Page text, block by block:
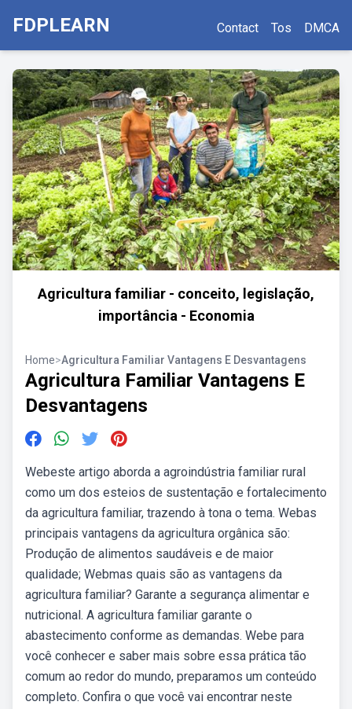
FDPLEARN Contact Tos DMCA
Agricultura familiar - conceito, legislação,
importância - Economia
Home>Agricultura Familiar Vantagens E Desvantagens
Agricultura Familiar Vantagens E
Desvantagens
Webeste artigo aborda a agroindústria familiar rural
como um dos esteios de sustentação e fortalecimento
da agricultura familiar, trazendo à tona o tema. Webas
principais vantagens da agricultura orgânica são:
Produção de alimentos saudáveis e de maior
qualidade; Webmas quais são as vantagens da
agricultura familiar? Garante a segurança alimentar e
nutricional. A agricultura familiar garante o
abastecimento conforme as demandas. Webe para
você conhecer e saber mais sobre essa prática tão
comum ao redor do mundo, preparamos um conteúdo
completo. Confira o que você vai encontrar neste